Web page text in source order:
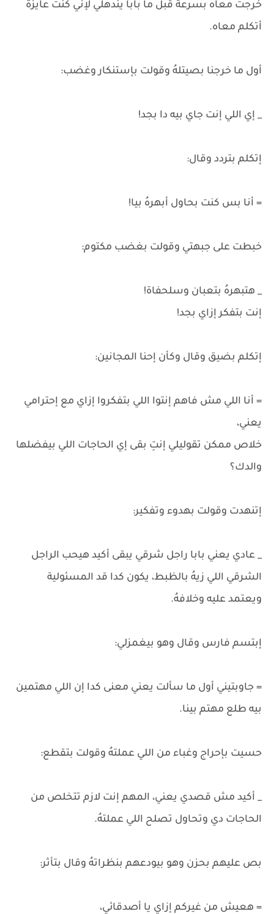
خرجت معاه بسرعة قبل ما بابا يندهلي لإني كنت عايزة
أتكلم معاه.
أول ما خرجنا بصيتلهُ وقولت بإستنكار وغضب:
_ إي اللي إنت جاي بيه دا بجد!
إتكلم بتردد وقال:
= أنا بس كنت بحاول أبهرهُ بيا!
خبطت على جبهتي وقولت بغضب مكتوم:
_ هتبهرهُ بتعبان وسلحفاة!
إنت بتفكر إزاي بجد!
إتكلم بضيق وقال وكأن إحنا المجانين:
= أنا اللي مش فاهم إنتوا اللي بتفكروا إزاي مع إحترامي
يعني،
خلاص ممكن تقوليلي إنتِ بقى إي الحاجات اللي بيفضلها
والدك؟
إتنهدت وقولت بهدوء وتفكير:
_ عادي يعني بابا راجل شرقي يبقى أكيد هيحب الراجل
الشرقي اللي زيهُ بالظبط، يكون كدا قد المسئولية
ويعتمد عليه وخلافهُ.
إبتسم فارس وقال وهو بيغمزلي:
= جاوبتيني أول ما سألت يعني معنى كدا إن اللي مهتمين
بيه طلع مهتم بينا.
حسيت بإحراج وغباء من اللي عملتهُ وقولت بتقطع:
_ أكيد مش قصدي يعني، المهم إنت لازم تتخلص من
الحاجات دي وتحاول تصلح اللي عملتهُ.
بص عليهم بحزن وهو بيودعهم بنظراتهُ وقال بتأثر:
= هعيش من غيركم إزاي يا أصدقائي،